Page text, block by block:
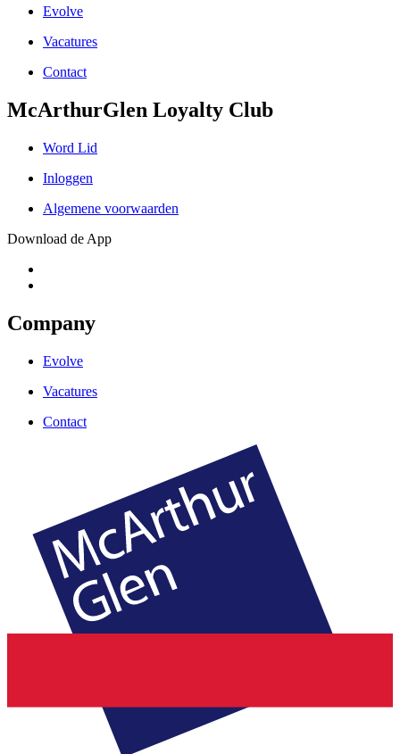
Evolve
Vacatures
Contact
McArthurGlen Loyalty Club
Word Lid
Inloggen
Algemene voorwaarden
Download de App
Company
Evolve
Vacatures
Contact